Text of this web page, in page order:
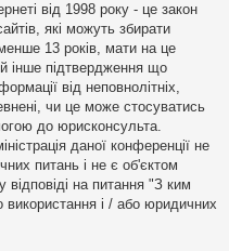
від 1998 року - це закон
які можуть збирати
13 років, мати на це
інше підтвердження що
від неповнолітніх,
чи це може стосуватись
до юрисконсульта.
даної конференції не
питань і не є об'єктом
відповіді на питання "З ким
використання і / або юридичних